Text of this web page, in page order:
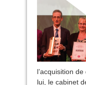
l’acquisition
lui, le cabinet